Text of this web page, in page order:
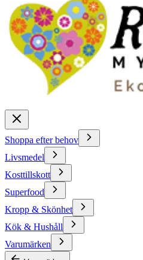
Shoppa efter behov
Livsmedel
Kosttillskott
Superfood
Kropp & Skönhet
Kök & Hushåll
Varumärken